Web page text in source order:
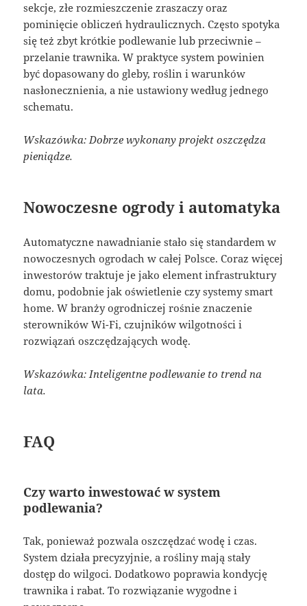
sekcje, złe rozmieszczenie zraszaczy oraz
pominięcie obliczeń hydraulicznych. Często spotyka
się też zbyt krótkie podlewanie lub przeciwnie –
przelanie trawnika. W praktyce system powinien
być dopasowany do gleby, roślin i warunków
nasłonecznienia, a nie ustawiony według jednego
schematu.
Wskazówka: Dobrze wykonany projekt oszczędza
pieniądze.
Nowoczesne ogrody i automatyka
Automatyczne nawadnianie stało się standardem w
nowoczesnych ogrodach w całej Polsce. Coraz więcej
inwestorów traktuje je jako element infrastruktury
domu, podobnie jak oświetlenie czy systemy smart
home. W branży ogrodniczej rośnie znaczenie
sterowników Wi-Fi, czujników wilgotności i
rozwiązań oszczędzających wodę.
Wskazówka: Inteligentne podlewanie to trend na
lata.
FAQ
Czy warto inwestować w system
podlewania?
Tak, ponieważ pozwala oszczędzać wodę i czas.
System działa precyzyjnie, a rośliny mają stały
dostęp do wilgoci. Dodatkowo poprawia kondycję
trawnika i rabat. To rozwiązanie wygodne i